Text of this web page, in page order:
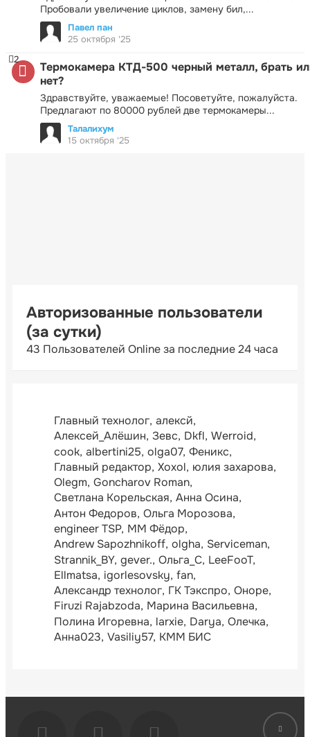
Пробовали увеличение циклов, замену бил,...
Павел пан
25 октября '25
Термокамера КТД-500 черный металл, брать
нет?
Здравствуйте, уважаемые! Посоветуйте, пожалуйста.
Предлагают по 80000 рублей две термокамеры...
2
Талалихум
15 октября '25
Авторизованные пользователи
(за сутки)
43 Пользователей Online за последние 24 часа
Главный технолог алексй
Алексей_Алёшин Зевс Dkfl Werroid
cook albertini25 olga07 Феникс
Главный редактор Xoxol юлия захарова
Olegm Goncharov Roman
Светлана Корельская Анна Осина
Антон Федоров Ольга Морозова
engineer TSP ММ Фёдор
Andrew Sapozhnikoff olgha Serviceman
Strannik_BY gever. Ольга_С LeeFooT
Ellmatsa igorlesovsky fan
Александр технолог ГК Тэкспро Оноре
Firuzi Rajabzoda Марина Васильевна
Полина Игоревна larxie Darya Олечка
Анна023 Vasiliy57 КММ БИС